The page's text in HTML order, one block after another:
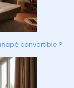
convertible ?